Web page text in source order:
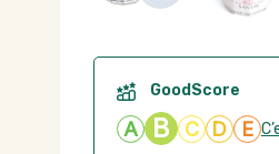
GoodScore
A B C D E